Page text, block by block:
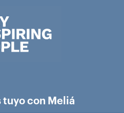
tuyo con Meliá